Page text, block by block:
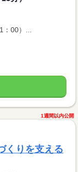
：00）...
1週間以内公開
くりを支える